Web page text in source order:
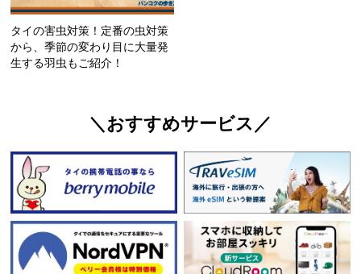
タイの害虫対策！定番の虫対策
から、季節の変わり目に大量発
生する羽虫もご紹介！
＼おすすめサービス／